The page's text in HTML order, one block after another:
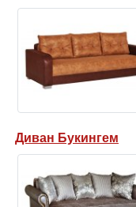
Диван Букингем